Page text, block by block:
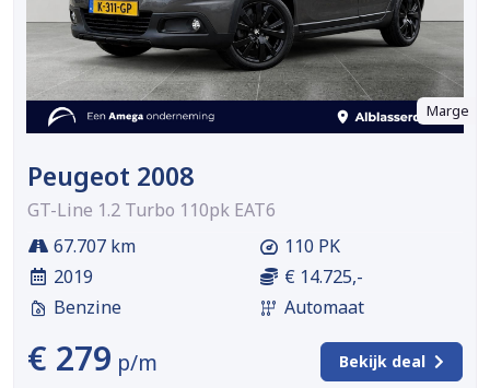
Marge
Peugeot 2008
GT-Line 1.2 Turbo 110pk EAT6
67.707 km
2019
Benzine
110 PK
€ 14.725,-
Automaat
€ 279 p/m Bekijk deal